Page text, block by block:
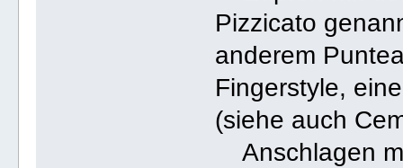
Pizzicato
anderem
Fingerstyle,
(siehe auch
Anschlagen